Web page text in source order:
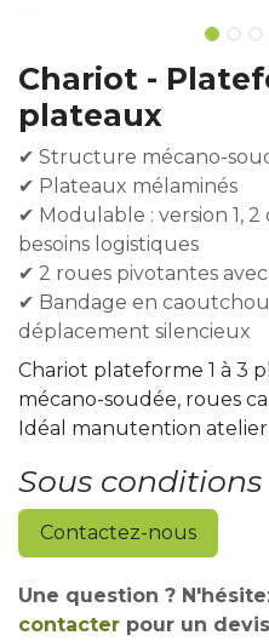
Chariot -
plateaux
✔ Structure mécano-
✔ Plateaux mélaminés
✔ Modulable : version 1,
besoins logistiques
✔ 2 roues pivotantes
✔ Bandage en
déplacement silencieux
Chariot plateforme 1 à 3
mécano-soudée, roues
Idéal manutention
Sous conditions
Contactez-nous
Une question ?
contacter pour un